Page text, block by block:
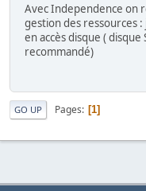
Avec Independence on
gestion des ressources :
en accès disque (
recommandé)
GO UP Pages 1